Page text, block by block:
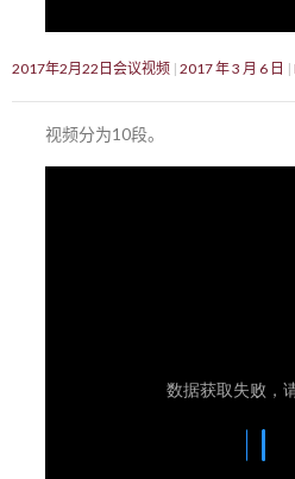
2017年2月22日会议视频 2017 年 3 月 6 日
视频分为10段。